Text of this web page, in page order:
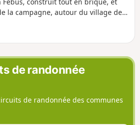
la campagne, autour du village de
de randonnée
de randonnée des communes